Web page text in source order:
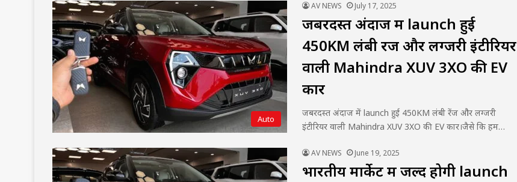
Auto
AV NEWS July 17, 2025
जबरदस्त अंदाज में launch हुई
450KM लंबी रेंज और लग्जरी इंटीरियर
वाली Mahindra XUV 3XO की EV
कार
जबरदस्त अंदाज में launch हुई 450KM लंबी रेंज और लग्जरी
इंटीरियर वाली Mahindra XUV 3XO की EV कार।जैसे कि हम…
AV NEWS June 19, 2025
भारतीय मार्केट में जल्द होगी launch